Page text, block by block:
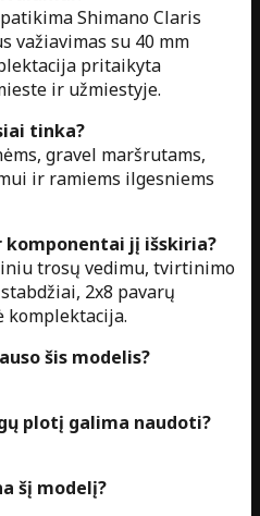
Shimano Claris
važiavimas su 40 mm
pritaikyta
ir užmiestyje.
tinka?
gravel maršrutams,
ir ramiems ilgesniems
komponentai jį išskiria?
trosų vedimu, tvirtinimo
2x8 pavarų
komplektacija.
šis modelis?
plotį galima naudoti?
šį modelį?